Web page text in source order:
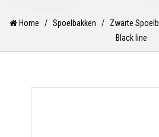
Home / Spoelbakken /
Zwarte
Black line